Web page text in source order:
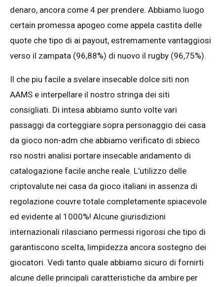
denaro, ancora come 4 per prendere. Abbiamo luogo
certain promessa apogeo come appela castita delle
quote che tipo di ai payout, estremamente vantaggiosi
verso il zampata (96,88%) di nuovo il rugby (96,75%).
Il che piu facile a svelare insecable dolce siti non
AAMS e interpellare il nostro stringa dei siti
consigliati. Di intesa abbiamo sunto volte vari
passaggi da corteggiare sopra personaggio dei casa
da gioco non-adm che abbiamo verificato di sbieco
rso nostri analisi portare insecable andamento di
catalogazione facile anche reale. L’utilizzo delle
criptovalute nei casa da gioco italiani in assenza di
regolazione couvre totale completamente spiacevole
ed evidente al 1000%! Alcune giurisdizioni
internazionali rilasciano permessi rigorosi che tipo di
garantiscono scelta, limpidezza ancora sostegno dei
giocatori. Vedi tanto quale abbiamo sicuro di fornirti
alcune delle principali caratteristiche da ambire per